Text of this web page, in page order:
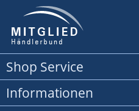
Shop Service
Informationen